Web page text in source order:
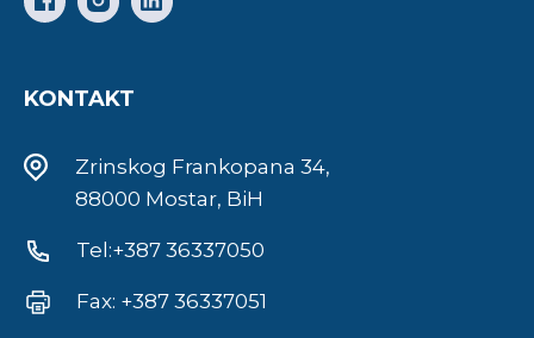
KONTAKT
Zrinskog Frankopana 34,
88000 Mostar, BiH
Tel:+387 36337050
Fax: +387 36337051